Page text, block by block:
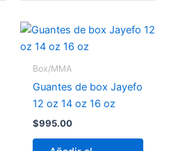
Box/MMA
Guantes de box Jayefo
12 oz 14 oz 16 oz
$995.00